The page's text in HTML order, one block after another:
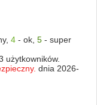
, 4- ok, 5- super
użytkowników.
dnia 2026-